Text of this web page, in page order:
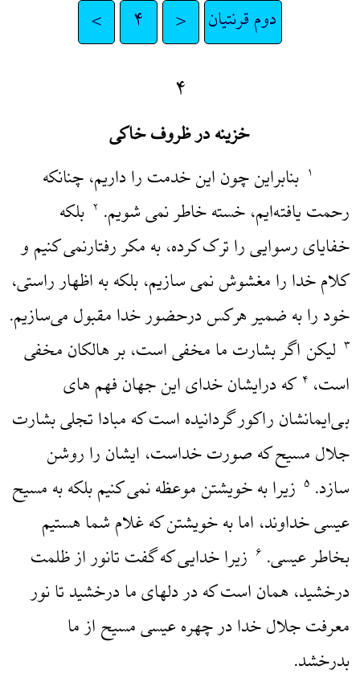
دوم قرنتیان < ۴ >
۴
خزینه در ظروف خاکی
۱ بنابراین چون این خدمت را داریم، چنانکه
رحمت یافته‌ایم، خسته خاطر نمی شویم. ۲ بلکه
خفایای رسوایی را ترک کرده، به مکر رفتارنمی کنیم و
کلام خدا را مغشوش نمی سازیم، بلکه به اظهار راستی،
خود را به ضمیر هرکس درحضور خدا مقبول می‌سازیم.
۳ لیکن اگر بشارت ما مخفی است، بر هالکان مخفی
است، ۴ که درایشان خدای این جهان فهم های
بی‌ایمانشان راکور گردانیده است که مبادا تجلی بشارت
جلال مسیح که صورت خداست، ایشان را روشن
سازد. ۵ زیرا به خویشتن موعظه نمی کنیم بلکه به مسیح
عیسی خداوند، اما به خویشتن که غلام شما هستیم
بخاطر عیسی. ۶ زیرا خدایی که گفت تانور از ظلمت
درخشید، همان است که در دلهای ما درخشید تا نور
معرفت جلال خدا در چهره عیسی مسیح از ما
بدرخشد.